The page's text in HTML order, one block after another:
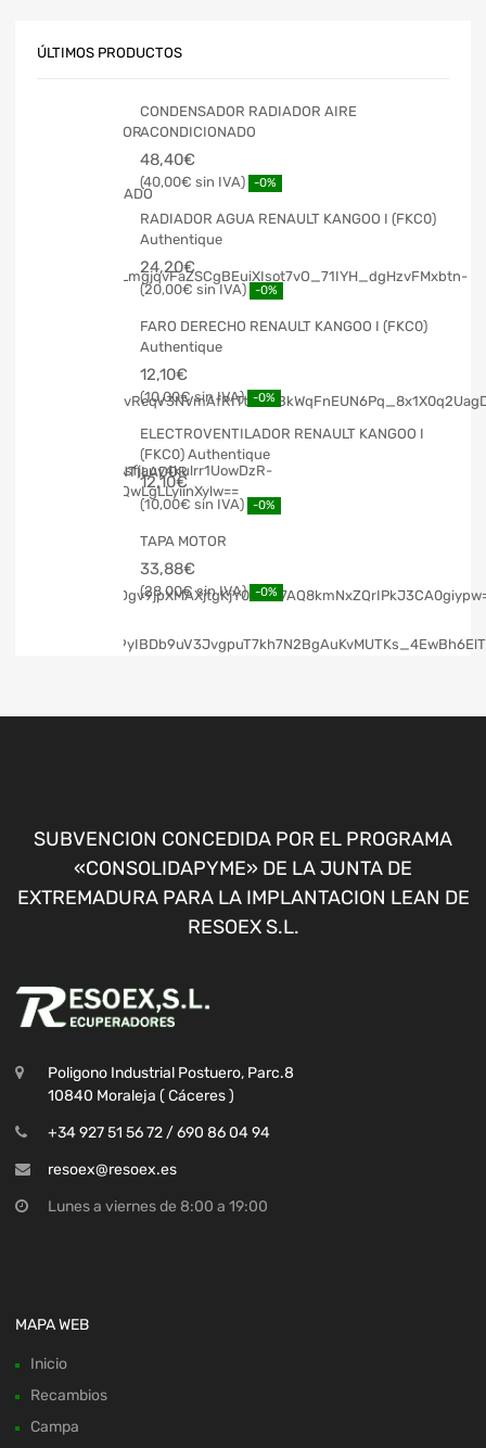
ÚLTIMOS PRODUCTOS
CONDENSADOR RADIADOR AIRE
ACONDICIONADO
48,40€
40,00€ -0%
RADIADOR AGUA RENAULT KANGOO I (FKC0)
Authentique
24,20€
20,00€ -0%
FARO DERECHO RENAULT KANGOO I (FKC0)
Authentique
12,10€
10,00€ -0%
ELECTROVENTILADOR RENAULT KANGOO I
(FKC0) Authentique
12,10€
10,00€ -0%
TAPA MOTOR
33,88€
28,00€ -0%
SUBVENCION CONCEDIDA POR EL PROGRAMA
«CONSOLIDAPYME» DE LA JUNTA DE
EXTREMADURA PARA LA IMPLANTACION LEAN DE
RESOEX S.L.
Poligono Industrial Postuero, Parc.8
10840 Moraleja ( Cáceres )
+34 927 51 56 72 / 690 86 04 94
resoex@resoex.es
Lunes a viernes de 8:00 a 19:00
MAPA WEB
Inicio
Recambios
Campa